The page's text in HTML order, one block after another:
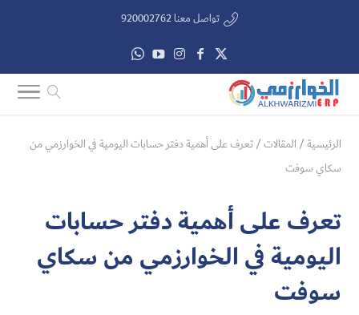
تواصل معنا 920002762
الرئيسية/ المقالات/تعرف على أهمية دفتر حسابات اليومية في الخوارزمي من
سكاي سوفت
تعرف على أهمية دفتر حسابات
اليومية في الخوارزمي من سكاي
سوفت